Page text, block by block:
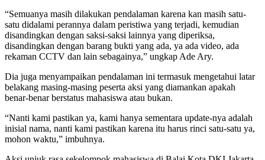
“Semuanya masih dilakukan pendalaman karena kan masih satu-
satu didalami perannya dalam peristiwa yang terjadi, kemudian
disandingkan dengan saksi-saksi lainnya yang diperiksa,
disandingkan dengan barang bukti yang ada, ya ada video, ada
rekaman CCTV dan lain sebagainya,” ungkap Ade Ary.
Dia juga menyampaikan pendalaman ini termasuk mengetahui latar
belakang masing-masing peserta aksi yang diamankan apakah
benar-benar berstatus mahasiswa atau bukan.
“Nanti kami pastikan ya, kami hanya sementara update-nya adalah
inisial nama, nanti kami pastikan karena itu harus rinci satu-satu ya,
mohon waktu,” imbuhnya.